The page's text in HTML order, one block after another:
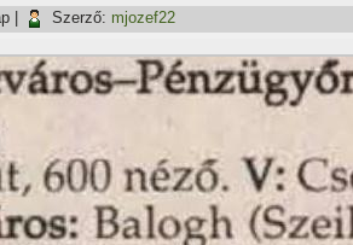
Szerző: mjozef22